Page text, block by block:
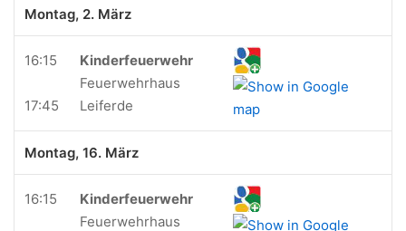
Montag, 2. März
16:15
17:45
Kinderfeuerwehr
Feuerwehrhaus
Leiferde
Montag, 16. März
16:15
Kinderfeuerwehr
Feuerwehrhaus